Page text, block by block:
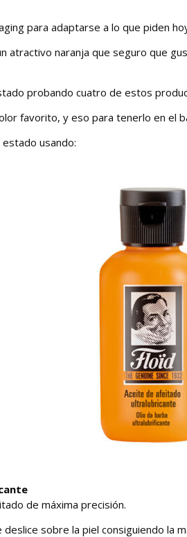
para adaptarse a lo que piden
atractivo naranja que seguro que
probando cuatro de estos
favorito, y eso para tenerlo en el
usando:
de máxima precisión.
deslice sobre la piel consiguiendo la